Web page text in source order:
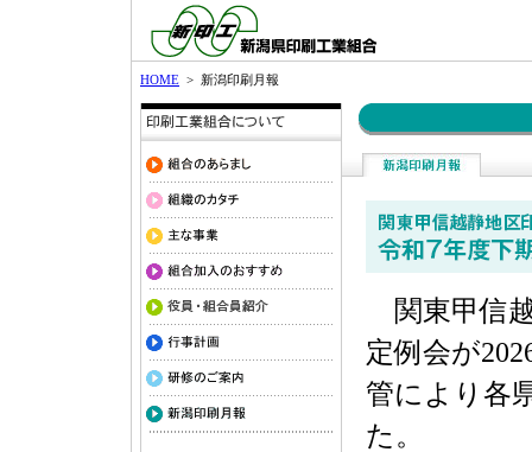
HOME > 新潟印刷月報
関東甲信
定例会が
管により各
た。